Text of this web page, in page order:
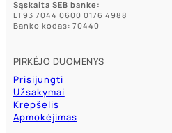
Sąskaita SEB banke:
LT93 7044 0600 0176 4988
Banko kodas: 70440
PIRKĖJO DUOMENYS
Prisijungti
Užsakymai
Krepšelis
Apmokėjimas